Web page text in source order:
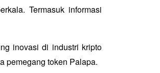
Termasuk informasi
inovasi di industri kripto
pemegang token Palapa.